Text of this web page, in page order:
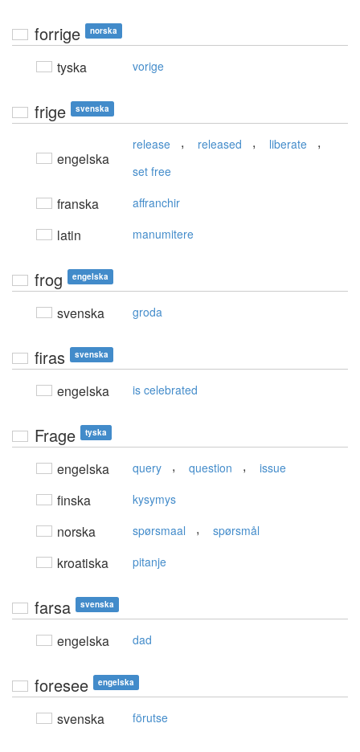
forrige norska
tyska vorige
frige svenska
engelska
release , released , liberate ,
set free
franska affranchir
latin manumitere
frog engelska
svenska groda
firas svenska
engelska is celebrated
Frage tyska
engelska query , question , issue
finska kysymys
norska spørsmaal , spørsmål
kroatiska pitanje
farsa svenska
engelska dad
foresee engelska
svenska förutse